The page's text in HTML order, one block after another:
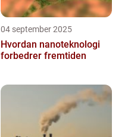
04 september 2025
Hvordan nanoteknologi
forbedrer fremtiden